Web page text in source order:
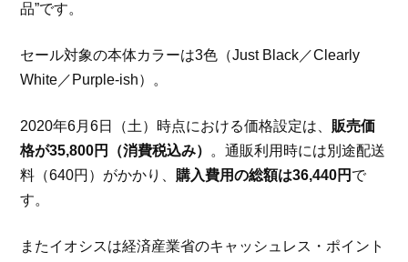
品”です。
セール対象の本体カラーは3色（Just Black／Clearly
White／Purple-ish）。
2020年6月6日（土）時点における価格設定は、 販売価
格が35,800円（消費税込み） 。通販利用時には別途配送
料（640円）がかかり、 購入費用の総額は36,440円 で
す。
またイオシスは経済産業省のキャッシュレス・ポイント